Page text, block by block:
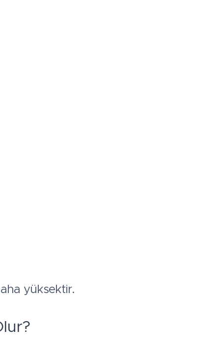
yüksektir.